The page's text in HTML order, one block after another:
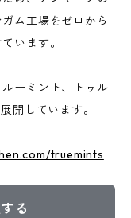
ム工場をゼロから
います。
ーミント、トゥル
開しています。
truemints
る